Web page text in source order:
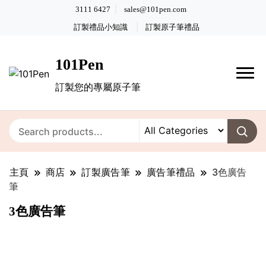
3111 6427 sales@101pen.com
訂製禮品小知識 訂製原子筆禮品
101Pen
訂製您的專屬原子筆
主頁 商店 訂製廣告筆 廣告筆禮品
3色廣告
筆
3色廣告筆